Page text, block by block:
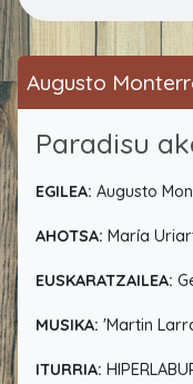
Augusto
Paradisu
EGILEA: Augusto
AHOTSA: María
EUSKARATZAILEA:
MUSIKA: 'Martin
ITURRIA: